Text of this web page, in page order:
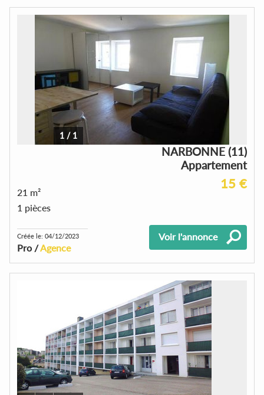
1 / 1
NARBONNE (11)
Appartement
15 €
21 m²
1 pièces
Créée le: 04/12/2023
Pro /Agence
Voir l'annonce